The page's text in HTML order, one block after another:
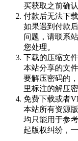
买获取之前确
付款后无法下
如果遇到付款
问题，请联系
您处理。
下载的压缩文
本站分享的文
要解压密码的
里标注的解压密
免费下载或者
本站所有资源
均只能用于参
起版权纠纷，